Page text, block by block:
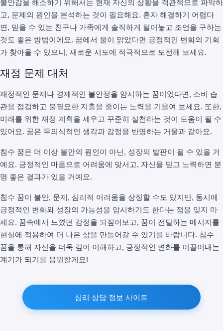
불안감을 해소하기 위해서는 현재 자신의 상황을 객관적으로 파악하
고, 문제의 원인을 분석하는 것이 필요해요. 혼자 해결하기 어렵다
면, 믿을 수 있는 친구나 가족에게 솔직하게 털어놓고 조언을 구하는
것도 좋은 방법이에요. 꿈에서 물이 맑았다면 긍정적인 변화의 기회
가 찾아올 수 있으니, 새로운 시도에 적극적으로 도전해 보세요.
재정 문제 대처
재정적인 문제나 경제적인 불안정을 암시하는 꿈이었다면, 소비 습
관을 점검하고 불필요한 지출을 줄이는 노력을 기울여 보세요. 또한,
미래를 위한 재정 계획을 세우고 꾸준히 실천하는 것이 도움이 될 수
있어요. 꿈은 무의식적인 생각과 감정을 반영하는 거울과 같아요.
침수 꿈은 더 이상 불안의 원인이 아닌, 성장의 발판이 될 수 있을 거
예요. 긍정적인 마음으로 어려움에 맞서고, 자신을 믿고 노력하면 분
명 좋은 결과가 있을 거예요.
침수 꿈이 불안, 문제, 심리적 어려움을 상징할 수도 있지만, 동시에
긍정적인 변화와 성장의 가능성을 암시하기도 한다는 점을 잊지 마
세요. 꿈속에서 느꼈던 감정을 되짚어보고, 꿈이 전달하는 메시지를
현실에 적용하여 더 나은 삶을 만들어갈 수 있기를 바랍니다. 침수
꿈을 통해 자신을 더욱 깊이 이해하고, 긍정적인 변화를 이끌어내는
계기가 되기를 응원할게요!
심리 상담 정보 사이트